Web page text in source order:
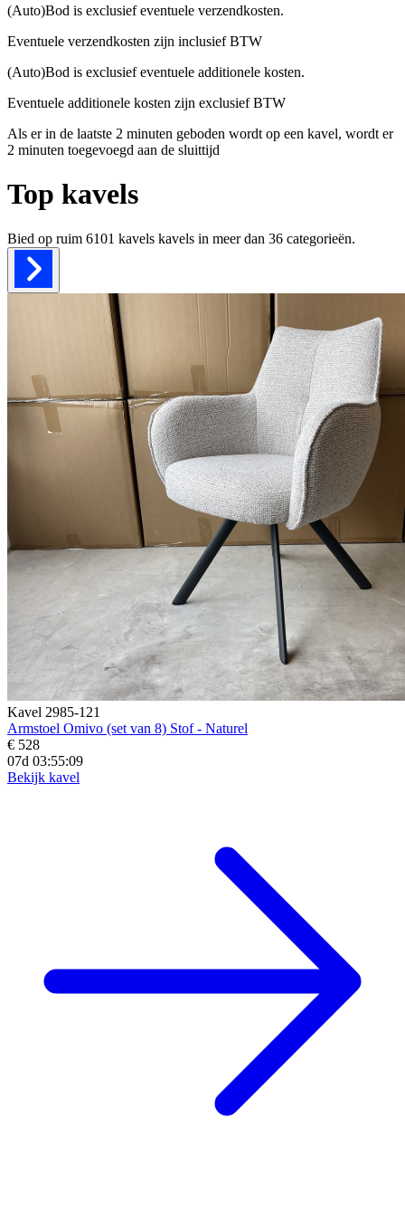
(Auto)Bod is exclusief eventuele verzendkosten.
Eventuele verzendkosten zijn inclusief BTW
(Auto)Bod is exclusief eventuele additionele kosten.
Eventuele additionele kosten zijn exclusief BTW
Als er in de laatste 2 minuten geboden wordt op een kavel, wordt er
2 minuten toegevoegd aan de sluittijd
Top kavels
Bied op ruim 6101 kavels kavels in meer dan 36 categorieën.
Kavel 2985-121
Armstoel Omivo (set van 8) Stof - Naturel
€ 528
07d 03:55:07
Bekijk kavel